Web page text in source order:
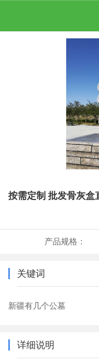
按需定制 批发骨灰盒
产品规格：
关键词
新疆有几个公墓
详细说明